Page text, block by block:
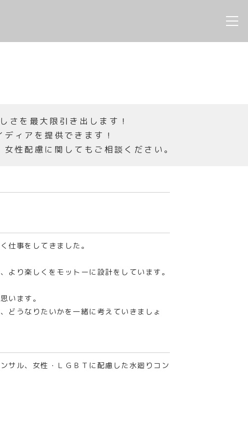
さを最大限引き出します！
ィアを提供できます！
性配慮に関してもご相談ください。
仕事をしてきました。
り楽しくをモットーに設計をしています。
います。
どうなりたいかを一緒に考えていきましょ
サル、女性・ＬＧＢＴに配慮した水廻りコン